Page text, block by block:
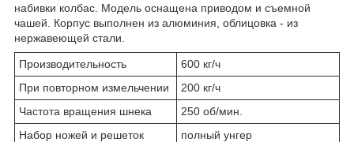
набивки колбас. Модель оснащена приводом и съемной
чашей. Корпус выполнен из алюминия, облицовка - из
нержавеющей стали.
Производительность
600 кг/ч
При повторном измельчении
200 кг/ч
Частота вращения шнека
250 об/мин.
Набор ножей и решеток
полный унгер